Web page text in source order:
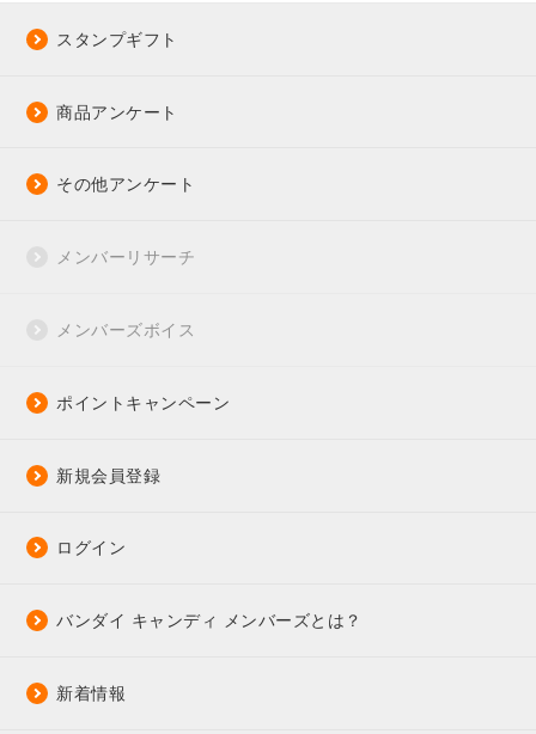
スタンプギフト
商品アンケート
その他アンケート
メンバーリサーチ
メンバーズボイス
ポイントキャンペーン
新規会員登録
ログイン
バンダイ キャンディ メンバーズとは？
新着情報